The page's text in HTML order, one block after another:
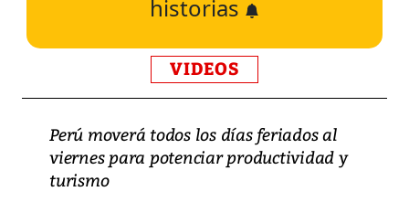
historias
VIDEOS
Perú moverá todos los días feriados al
viernes para potenciar productividad y
turismo